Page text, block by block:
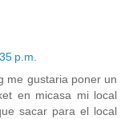
p.m.
me gustaria poner un
en micasa mi local
sacar para el local